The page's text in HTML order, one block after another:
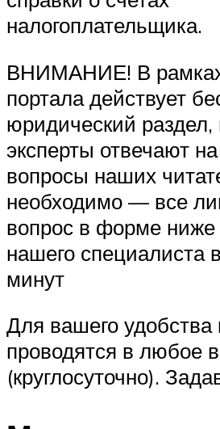
налогоплательщика.
ВНИМАНИЕ! В
портала действует
юридический раздел,
эксперты отвечают
вопросы наших
необходимо — все
вопрос в форме ниже
нашего специалиста
минут
Для вашего удобства
проводятся в любое
(круглосуточно).